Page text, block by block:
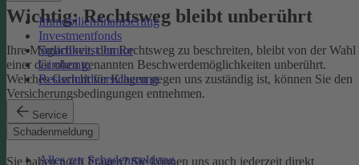
Immobilienfinanzierung
Investmentfonds
SmartInvest Junior
Girokonto
Restschuldversicherung
Service
Schadenmeldung
Alles zur Schadenmeldung
Wichtig: Rechtsweg bleibt unberührt
Ihre Möglichkeit, den Rechtsweg zu beschreiten, bleibt von der Wahl
einer der oben genannten Beschwerdemöglichkeiten unberührt.
Welches Gericht für Klagen gegen uns zuständig ist, können Sie den
Versicherungsbedingungen entnehmen.
Kontakt
Sie haben noch Fragen? Sie können uns auch jederzeit direkt